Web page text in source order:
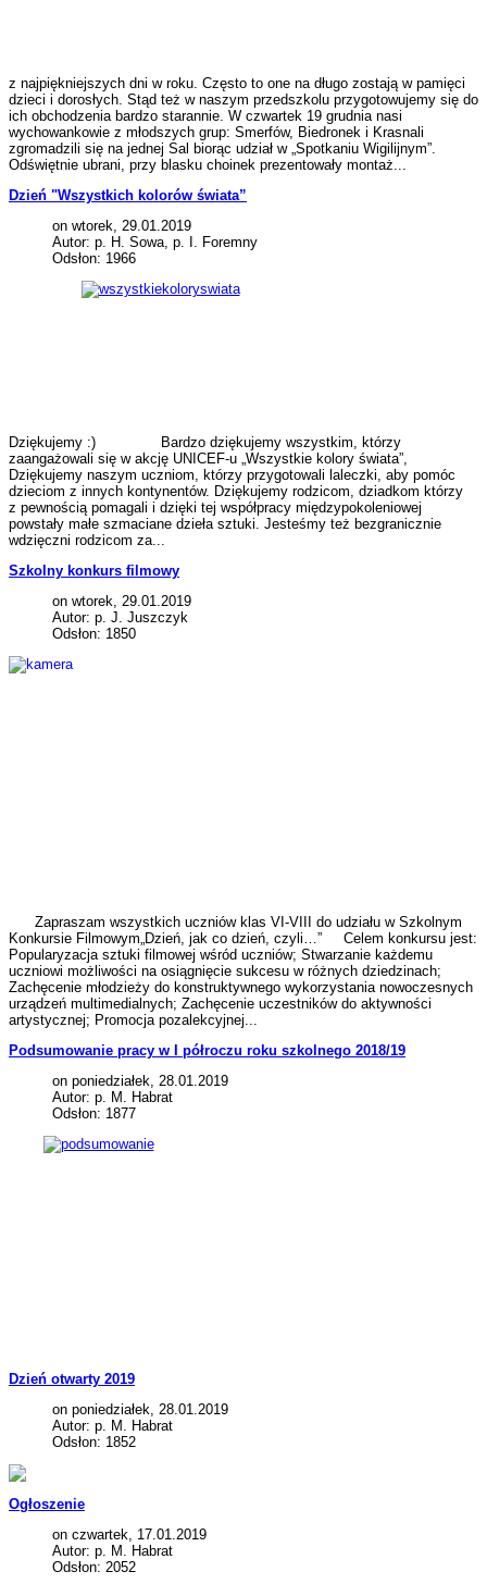
z najpiękniejszych dni w roku. Często to one na długo zostają w pamięci
dzieci i dorosłych. Stąd też w naszym przedszkolu przygotowujemy się do
ich obchodzenia bardzo starannie. W czwartek 19 grudnia nasi
wychowankowie z młodszych grup: Smerfów, Biedronek i Krasnali
zgromadzili się na jednej Sal biorąc udział w „Spotkaniu Wigilijnym”.
Odświętnie ubrani, przy blasku choinek prezentowały montaż...
Dzień "Wszystkich kolorów świata”
on wtorek, 29.01.2019
Autor: p. H. Sowa, p. I. Foremny
Odsłon: 1966
Dziękujemy :) Bardzo dziękujemy wszystkim, którzy
zaangażowali się w akcję UNICEF-u „Wszystkie kolory świata”,
Dziękujemy naszym uczniom, którzy przygotowali laleczki, aby pomóc
dzieciom z innych kontynentów. Dziękujemy rodzicom, dziadkom którzy
z pewnością pomagali i dzięki tej współpracy międzypokoleniowej
powstały małe szmaciane dzieła sztuki. Jesteśmy też bezgranicznie
wdzięczni rodzicom za...
Szkolny konkurs filmowy
on wtorek, 29.01.2019
Autor: p. J. Juszczyk
Odsłon: 1850
Zapraszam wszystkich uczniów klas VI-VIII do udziału w Szkolnym
Konkursie Filmowym„Dzień, jak co dzień, czyli…” Celem konkursu jest:
Popularyzacja sztuki filmowej wśród uczniów; Stwarzanie każdemu
uczniowi możliwości na osiągnięcie sukcesu w różnych dziedzinach;
Zachęcenie młodzieży do konstruktywnego wykorzystania nowoczesnych
urządzeń multimedialnych; Zachęcenie uczestników do aktywności
artystycznej; Promocja pozalekcyjnej...
Podsumowanie pracy w I półroczu roku szkolnego 2018/19
on poniedziałek, 28.01.2019
Autor: p. M. Habrat
Odsłon: 1877
Dzień otwarty 2019
on poniedziałek, 28.01.2019
Autor: p. M. Habrat
Odsłon: 1852
Ogłoszenie
on czwartek, 17.01.2019
Autor: p. M. Habrat
Odsłon: 2052